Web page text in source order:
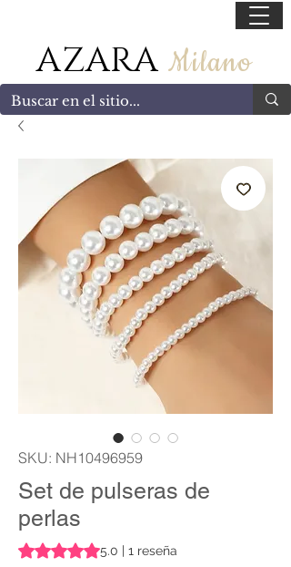
AZARA Milano
SKU: NH10496959
Set de pulseras de
perlas
Según 1 reseña, la calificación es de 5.0
5.0 | 1 reseña